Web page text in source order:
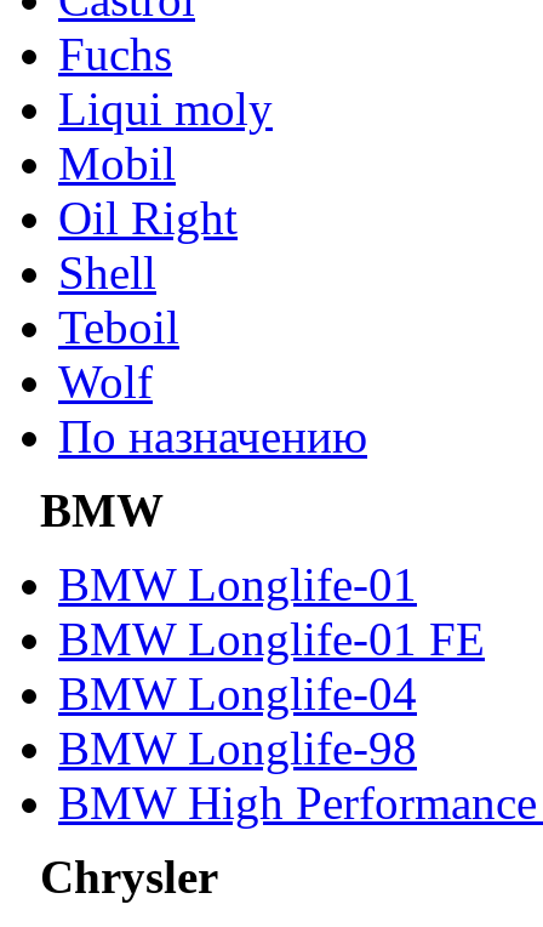
Fuchs
Liqui moly
Mobil
Oil Right
Shell
Teboil
Wolf
По назначению
BMW
BMW Longlife-01
BMW Longlife-01 FE
BMW Longlife-04
BMW Longlife-98
BMW High
Chrysler